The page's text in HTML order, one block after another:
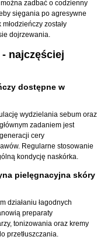
zadbać o codzienny
sięgania po agresywne
zostały
dojrzewania.
najczęściej
dostępne w
wydzielania sebum oraz
zadaniem jest
cery
Regularne stosowanie
kondycję naskórka.
pielęgnacyjna skóry
działaniu łagodnych
preparaty
tonizowania oraz kremy
przetłuszczania.